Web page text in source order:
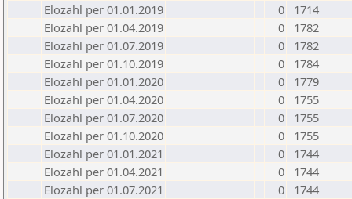
Elozahl per 01.01.2019
0
1714
Elozahl per 01.04.2019
0
1782
Elozahl per 01.07.2019
0
1782
Elozahl per 01.10.2019
0
1784
Elozahl per 01.01.2020
0
1779
Elozahl per 01.04.2020
0
1755
Elozahl per 01.07.2020
0
1755
Elozahl per 01.10.2020
0
1755
Elozahl per 01.01.2021
0
1744
Elozahl per 01.04.2021
0
1744
Elozahl per 01.07.2021
0
1744